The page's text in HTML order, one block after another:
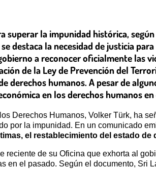
la impunidad histórica,
destaca la necesidad de justicia
a reconocer oficialmente las
de la Ley de Prevención del
derechos humanos. A pesar de
en los derechos humanos en
Derechos Humanos, Volker Türk, ha
por la impunidad. En un comunicado
el restablecimiento del estado de
reciente de su Oficina que exhorta al
en el pasado. Según el documento, Sri